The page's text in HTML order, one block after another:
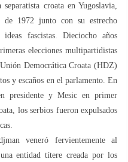
croata en Yugoslavia,
de 1972 junto con su estrecho
fascistas. Dieciocho años
elecciones multipartidistas
Democrática Croata (HDZ)
y escaños en el parlamento. En
presidente y Mesic en primer
los serbios fueron expulsados
veneró fervientemente al
entidad títere creada por los